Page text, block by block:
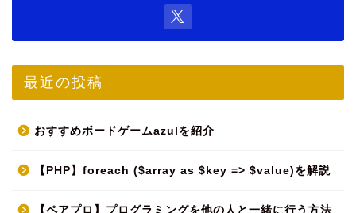
最近の投稿
おすすめボードゲームazulを紹介
【PHP】foreach ($array as $key => $value)を解説
【ペアプロ】プログラミングを他の人と一緒に行う方法